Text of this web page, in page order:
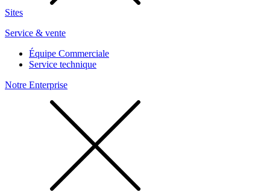
Sites
Service & vente
Équipe Commerciale
Service technique
Notre Enterprise